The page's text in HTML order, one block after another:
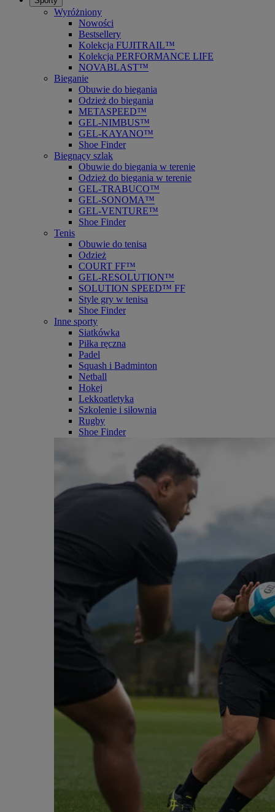
Wyróżniony
Nowości
Bestsellery
Kolekcja FUJITRAIL™
Kolekcja PERFORMANCE LIFE
NOVABLAST™
Bieganie
Obuwie do biegania
Odzież do biegania
METASPEED™
GEL-NIMBUS™
GEL-KAYANO™
Shoe Finder
Biegnący szlak
Obuwie do biegania w terenie
Odzież do biegania w terenie
GEL-TRABUCO™
GEL-SONOMA™
GEL-VENTURE™
Shoe Finder
Tenis
Obuwie do tenisa
Odzież
COURT FF™
GEL-RESOLUTION™
SOLUTION SPEED™ FF
Style gry w tenisa
Shoe Finder
Inne sporty
Siatkówka
Piłka ręczna
Padel
Squash i Badminton
Netball
Hokej
Lekkoatletyka
Szkolenie i siłownia
Rugby
Shoe Finder